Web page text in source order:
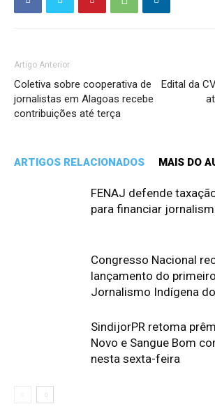
Artigo Anterior
Coletiva sobre cooperativa de
jornalistas em Alagoas recebe
contribuições até terça
Edital da
ARTIGOS RELACIONADOS MAIS DO
FENAJ defende
para financiar
Congresso Nacional
lançamento do
Jornalismo Indígena
SindijorPR retoma
Novo e Sangue Bom
nesta sexta-feira